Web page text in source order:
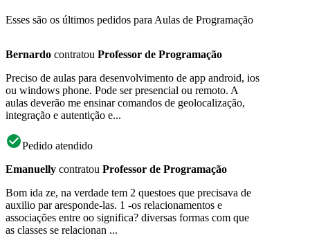
Esses são os últimos pedidos para Aulas de Programação
Bernardo contratou Professor de Programação
Preciso de aulas para desenvolvimento de app android, ios
ou windows phone. Pode ser presencial ou remoto. A
aulas deverão me ensinar comandos de geolocalização,
integração e autentição e...
Pedido atendido
Emanuelly contratou Professor de Programação
Bom ida ze, na verdade tem 2 questoes que precisava de
auxilio par aresponde-las. 1 -os relacionamentos e
associações entre oo significa? diversas formas com que
as classes se relacionan ...